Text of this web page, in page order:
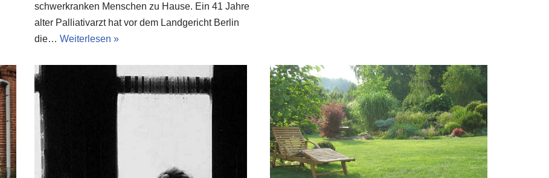
schwerkranken Menschen zu Hause. Ein 41 Jahre
alter Palliativarzt hat vor dem Landgericht Berlin
die… Weiterlesen »